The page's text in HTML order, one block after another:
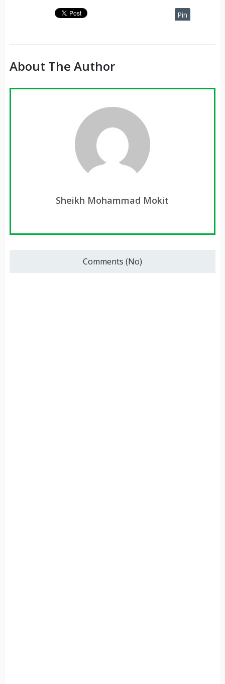
Pin
About The Author
Sheikh Mohammad Mokit
Comments (No)